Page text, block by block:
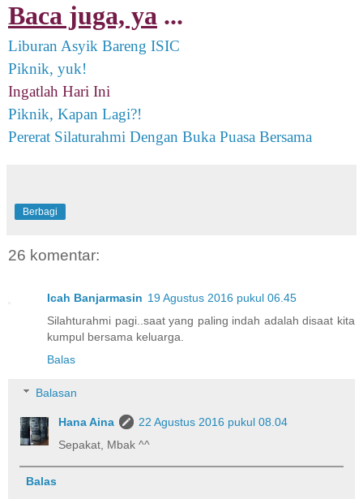
Baca juga, ya ...
Liburan Asyik Bareng ISIC
Piknik, yuk!
Ingatlah Hari Ini
Piknik, Kapan Lagi?!
Pererat Silaturahmi Dengan Buka Puasa Bersama
Berbagi
26 komentar:
Icah Banjarmasin 19 Agustus 2016 pukul 06.45
Silahturahmi pagi..saat yang paling indah adalah disaat kita
kumpul bersama keluarga.
Balas
Balasan
Hana Aina
22 Agustus 2016 pukul 08.04
Sepakat, Mbak ^^
Balas